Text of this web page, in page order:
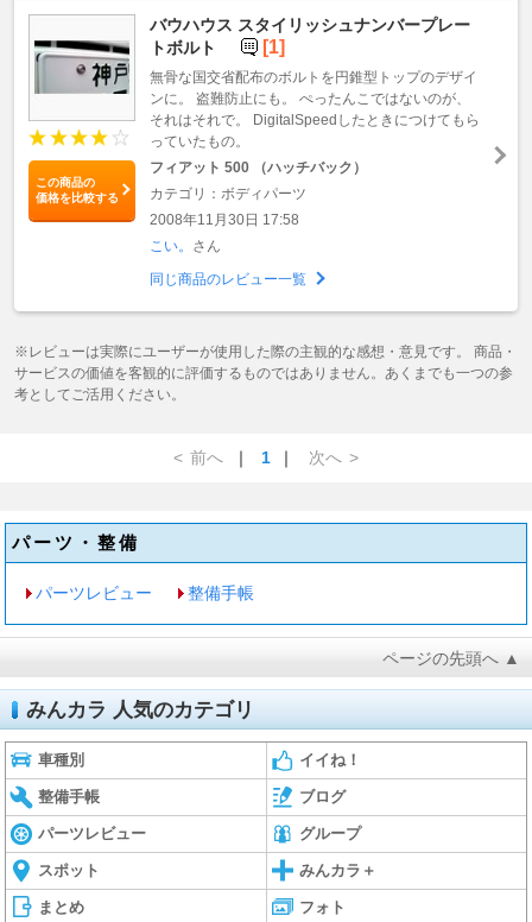
この商品の
価格を比較する
バウハウス スタイリッシュナンバープレー
トボルト
[1]
無骨な国交省配布のボルトを円錐型トップのデザイ
ンに。 盗難防止にも。 ぺったんこではないのが、
それはそれで。 DigitalSpeedしたときにつけてもら
っていたもの。
フィアット 500 （ハッチバック）
カテゴリ：ボディパーツ
2008年11月30日 17:58
こい。 さん
同じ商品のレビュー一覧
※レビューは実際にユーザーが使用した際の主観的な感想・意見です。 商品・
サービスの価値を客観的に評価するものではありません。あくまでも一つの参
考としてご活用ください。
< 前へ ｜ 1 ｜ 次へ >
パーツ・整備
パーツレビュー 整備手帳
ページの先頭へ ▲
みんカラ 人気のカテゴリ
車種別 イイね！
整備手帳 ブログ
パーツレビュー グループ
スポット みんカラ＋
まとめ フォト